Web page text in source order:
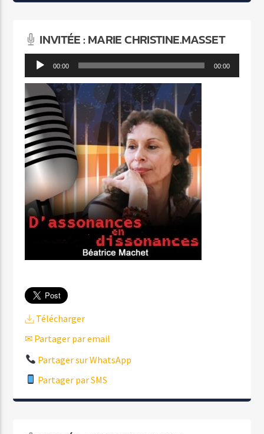
INVITÉE : MARIE CHRISTINE.MASSET
Lecteur 00:00 00:00
Télécharger
✉ Partager par email
Partager sur WhatsApp
Partager par SMS